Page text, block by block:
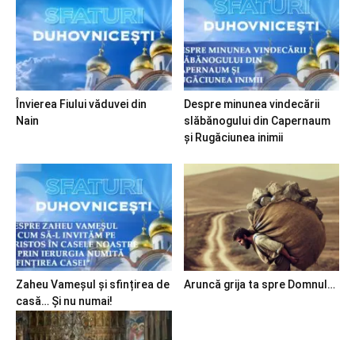
Învierea Fiului văduvei din
Nain
Despre minunea vindecării
slăbănogului din Capernaum
și Rugăciunea inimii
Zaheu Vameșul și sfințirea de
casă… Și nu numai!
Aruncă grija ta spre Domnul…